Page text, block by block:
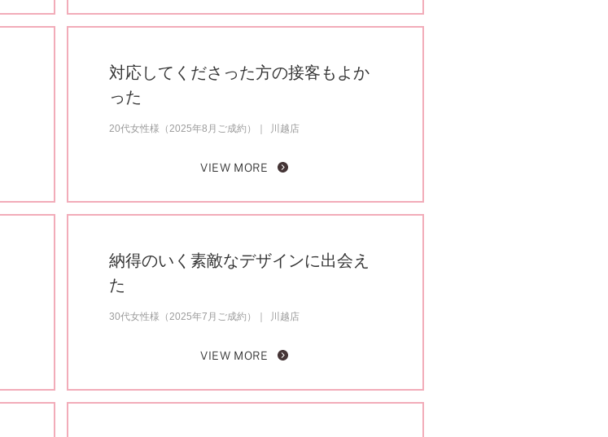
対応してくださった方の接客もよか
った
20代女性様（2025年8月ご成約） 川越店
VIEW MORE
納得のいく素敵なデザインに出会え
た
30代女性様（2025年7月ご成約） 川越店
VIEW MORE